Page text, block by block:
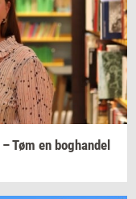
– Tøm en bog­han­del